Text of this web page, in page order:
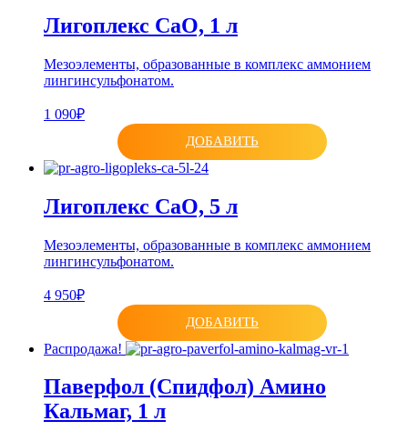
Лигоплекс CaO, 1 л
Мезоэлементы, образованные в комплекс аммонием
лингинсульфонатом.
1 090₽
ДОБАВИТЬ
Лигоплекс CaO, 5 л
Мезоэлементы, образованные в комплекс аммонием
лингинсульфонатом.
4 950₽
ДОБАВИТЬ
Распродажа!
Паверфол (Спидфол) Амино
Кальмаг, 1 л